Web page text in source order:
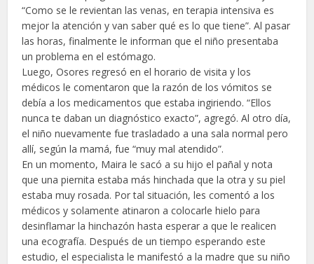
“Como se le revientan las venas, en terapia intensiva es
mejor la atención y van saber qué es lo que tiene”. Al pasar
las horas, finalmente le informan que el niño presentaba
un problema en el estómago.
Luego, Osores regresó en el horario de visita y los
médicos le comentaron que la razón de los vómitos se
debía a los medicamentos que estaba ingiriendo. “Ellos
nunca te daban un diagnóstico exacto”, agregó. Al otro día,
el niño nuevamente fue trasladado a una sala normal pero
allí, según la mamá, fue “muy mal atendido”.
En un momento, Maira le sacó a su hijo el pañal y nota
que una piernita estaba más hinchada que la otra y su piel
estaba muy rosada. Por tal situación, les comentó a los
médicos y solamente atinaron a colocarle hielo para
desinflamar la hinchazón hasta esperar a que le realicen
una ecografía. Después de un tiempo esperando este
estudio, el especialista le manifestó a la madre que su niño